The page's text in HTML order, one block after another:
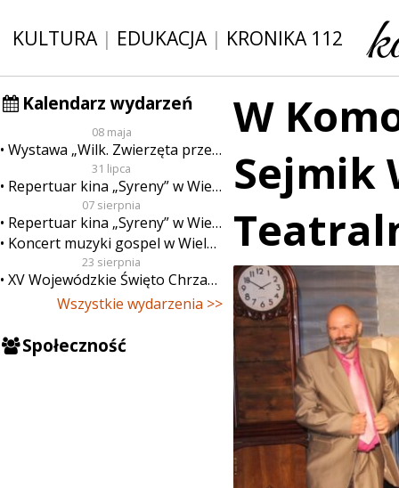
KULTURA| EDUKACJA| KRONIKA 112
Kalendarz wydarzeń
08 maja
Wystawa „Wilk. Zwierzęta przeklęte”
31 lipca
Repertuar kina „Syreny” w Wieluniu w dn. od 31 lipca do 6 sierpnia
07 sierpnia
Repertuar kina „Syreny” w Wieluniu w dn. od 7 do 13 sierpnia
Koncert muzyki gospel w Wieluniu
23 sierpnia
XV Wojewódzkie Święto Chrzanu
Wszystkie wydarzenia >>
Społeczność
W
Sejmik